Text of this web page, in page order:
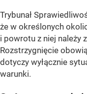
Trybunał
że w określonych
i powrotu z niej należy
Rozstrzygnięcie
dotyczy wyłącznie
warunki.